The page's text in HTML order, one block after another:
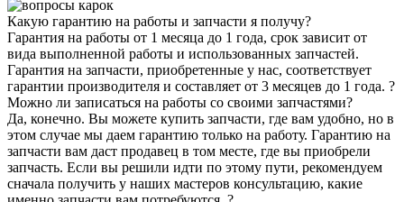
Какую гарантию на работы и запчасти я получу?
Гарантия на работы от 1 месяца до 1 года, срок зависит от
вида выполненной работы и использованных запчастей.
Гарантия на запчасти, приобретенные у нас, соответствует
гарантии производителя и составляет от 3 месяцев до 1 года. ?
Можно ли записаться на работы со своими запчастями?
Да, конечно. Вы можете купить запчасти, где вам удобно, но в
этом случае мы даем гарантию только на работу. Гарантию на
запчасти вам даст продавец в том месте, где вы приобрели
запчасть. Если вы решили идти по этому пути, рекомендуем
сначала получить у наших мастеров консультацию, какие